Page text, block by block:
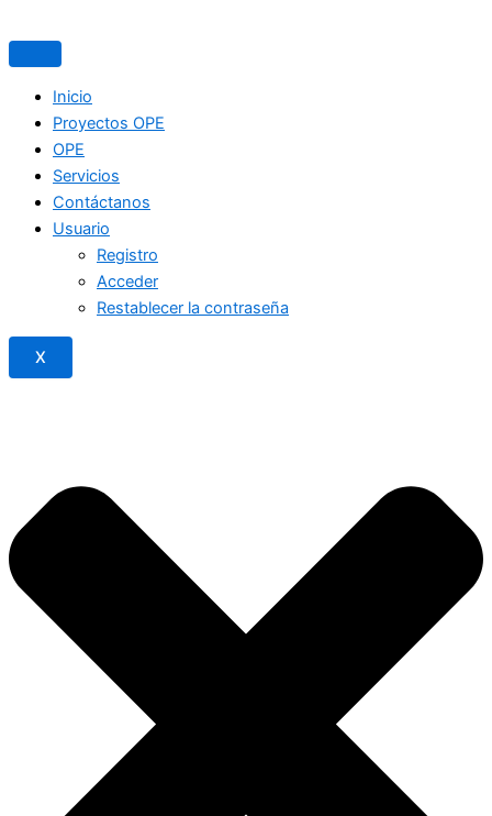
Inicio
Proyectos OPE
OPE
Servicios
Contáctanos
Usuario
Registro
Acceder
Restablecer la contraseña
X